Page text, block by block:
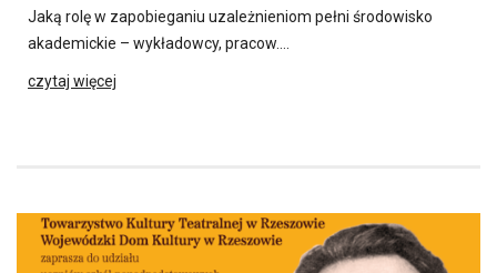
Jaką rolę w zapobieganiu uzależnieniom pełni środowisko
akademickie – wykładowcy, pracow….
czytaj więcej